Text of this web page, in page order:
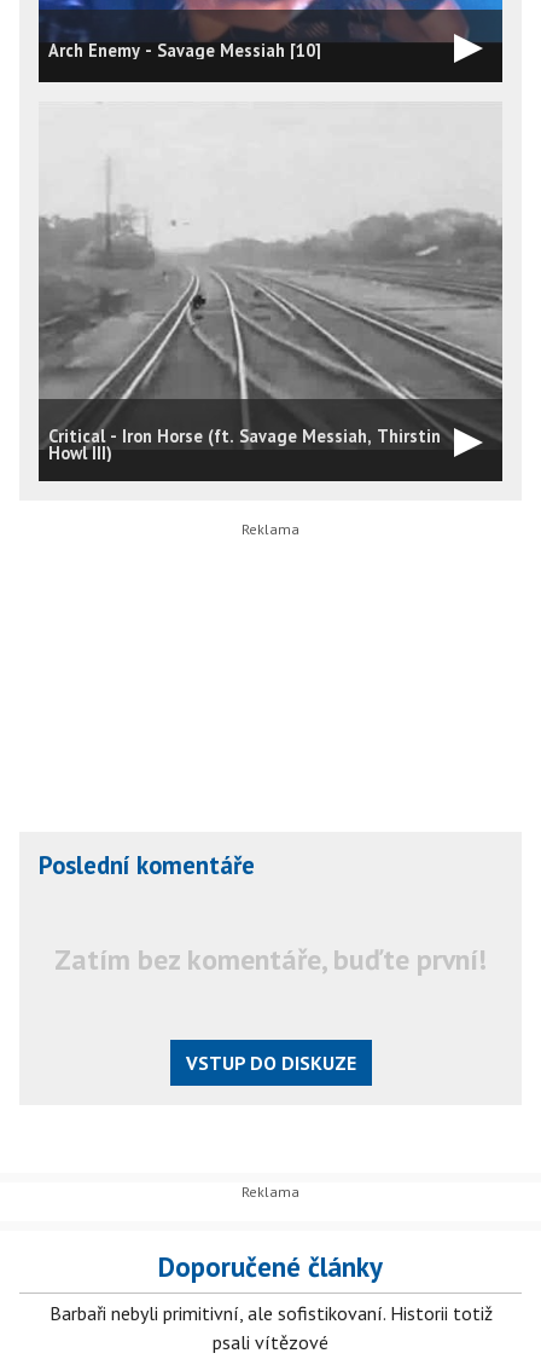
Arch Enemy - Savage Messiah [10]
Critical - Iron Horse (ft. Savage Messiah, Thirstin
Howl III)
Poslední komentáře
Zatím bez komentáře, buďte první!
VSTUP DO DISKUZE
Doporučené články
Barbaři nebyli primitivní, ale sofistikovaní. Historii totiž
psali vítězové